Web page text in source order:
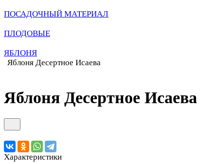
ПОСАДОЧНЫЙ МАТЕРИАЛ
ПЛОДОВЫЕ
ЯБЛОНЯ
Яблоня Десертное Исаева
Яблоня Десертное Исаева
Характеристики